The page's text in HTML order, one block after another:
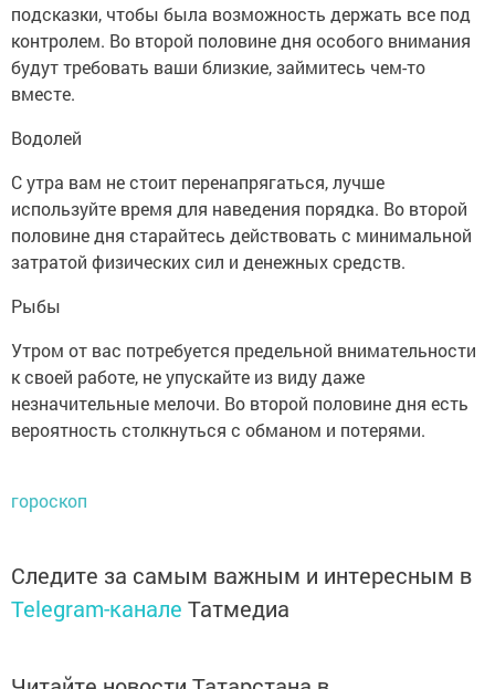
подсказки, чтобы была возможность держать все под
контролем. Во второй половине дня особого внимания
будут требовать ваши близкие, займитесь чем-то
вместе.
Водолей
С утра вам не стоит перенапрягаться, лучше
используйте время для наведения порядка. Во второй
половине дня старайтесь действовать с минимальной
затратой физических сил и денежных средств.
Рыбы
Утром от вас потребуется предельной внимательности
к своей работе, не упускайте из виду даже
незначительные мелочи. Во второй половине дня есть
вероятность столкнуться с обманом и потерями.
гороскоп
Следите за самым важным и интересным в
Telegram-канале Татмедиа